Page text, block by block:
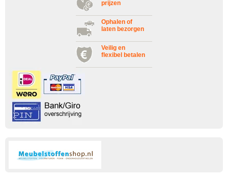
prijzen
Ophalen of
laten bezorgen
Veilig en
flexibel betalen